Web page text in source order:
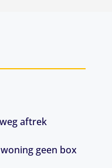
aftrek
geen box